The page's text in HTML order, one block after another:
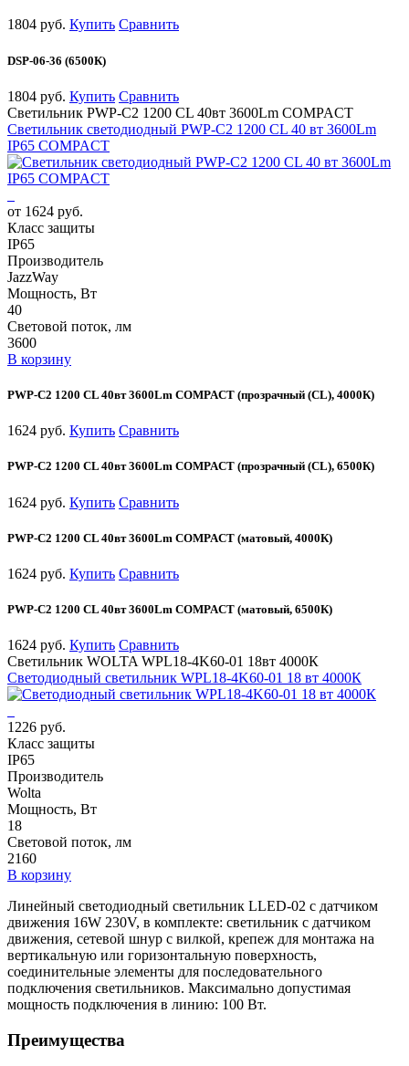
1804 руб. Купить Сравнить
DSP-06-36 (6500К)
1804 руб. Купить Сравнить
Светильник PWP-С2 1200 CL 40вт 3600Lm COMPACT
Светильник светодиодный PWP-С2 1200 CL 40 вт 3600Lm
IP65 COMPACT
от 1624 руб.
Класс защиты
IP65
Производитель
JazzWay
Мощность, Вт
40
Световой поток, лм
3600
В корзину
PWP-С2 1200 CL 40вт 3600Lm COMPACT (прозрачный (CL), 4000К)
1624 руб. Купить Сравнить
PWP-С2 1200 CL 40вт 3600Lm COMPACT (прозрачный (CL), 6500К)
1624 руб. Купить Сравнить
PWP-С2 1200 CL 40вт 3600Lm COMPACT (матовый, 4000К)
1624 руб. Купить Сравнить
PWP-С2 1200 CL 40вт 3600Lm COMPACT (матовый, 6500К)
1624 руб. Купить Сравнить
Светильник WOLTA WPL18-4K60-01 18вт 4000К
Светодиодный светильник WPL18-4K60-01 18 вт 4000К
1226 руб.
Класс защиты
IP65
Производитель
Wolta
Мощность, Вт
18
Световой поток, лм
2160
В корзину
Линейный светодиодный светильник LLED-02 с датчиком
движения 16W 230V, в комплекте: светильник с датчиком
движения, сетевой шнур с вилкой, крепеж для монтажа на
вертикальную или горизонтальную поверхность,
соединительные элементы для последовательного
подключения светильников. Максимально допустимая
мощность подключения в линию: 100 Вт.
Преимущества